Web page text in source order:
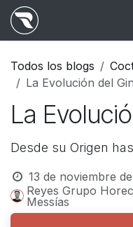
Ir al contenido
Todos los blogs
La Evolución del
La
Desde su Origen
13 de noviembre
Reyes Grupo
Messías